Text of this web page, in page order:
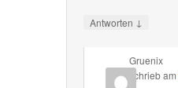
Antworten ↓
Gruenix
schriebam